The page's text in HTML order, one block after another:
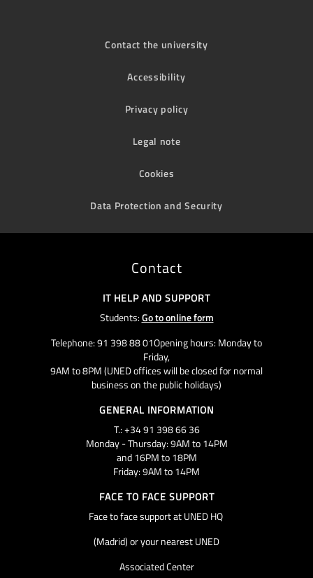
Contact the university
Accessibility
Privacy policy
Legal note
Cookies
Data Protection and Security
Contact
IT HELP AND SUPPORT
Students:Go to online form
Telephone: 91 398 88 01Opening hours: Monday to
Friday,
9AM to 8PM (UNED offices will be closed for normal
business on the public holidays)
GENERAL INFORMATION
T.: +34 91 398 66 36
Monday - Thursday: 9AM to 14PM
and 16PM to 18PM
Friday: 9AM to 14PM
FACE TO FACE SUPPORT
Face to face support at UNED HQ
(Madrid) or your nearest UNED
Associated Center